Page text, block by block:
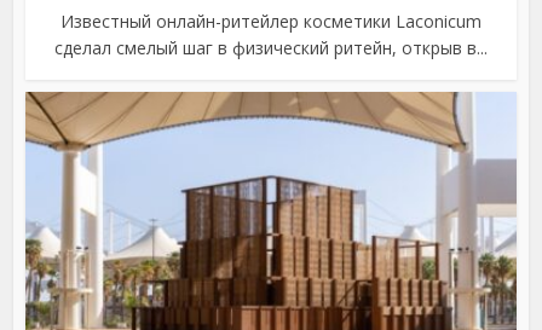
Известный онлайн-ритейлер косметики Laconicum
сделал смелый шаг в физический ритейн, открыв в...